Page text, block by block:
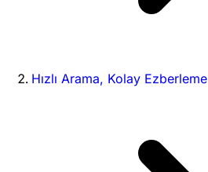
Hızlı Arama, Kolay Ezberleme